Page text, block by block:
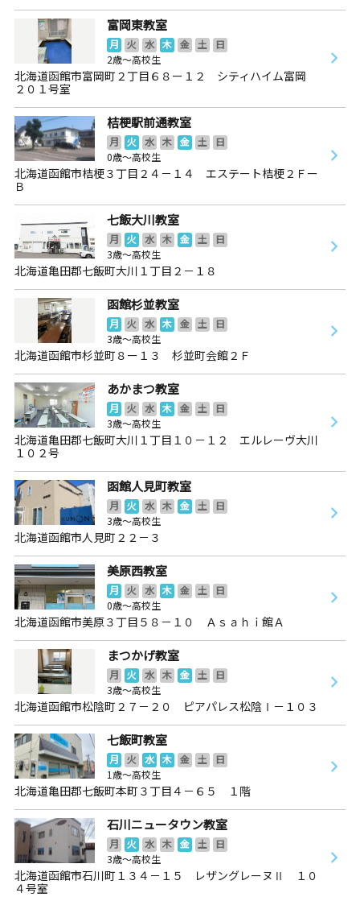
富岡東教室
月 火 水 木 金 土
日
2歳～高校生
北海道函館市富岡町２丁目６８ー１２ シティハイム富岡
２０１号室
桔梗駅前通教室
月 火 水 木 金 土
日
0歳～高校生
北海道函館市桔梗３丁目２４－１４ エステート桔梗２Ｆー
Ｂ
七飯大川教室
月 火 水 木 金 土
日
3歳～高校生
北海道亀田郡七飯町大川１丁目２－１８
函館杉並教室
月 火 水 木 金 土
日
3歳～高校生
北海道函館市杉並町８ー１３ 杉並町会館２Ｆ
あかまつ教室
月 火 水 木 金 土
日
3歳～高校生
北海道亀田郡七飯町大川１丁目１０－１２ エルレーヴ大川
１０２号
函館人見町教室
月 火 水 木 金 土
日
3歳～高校生
北海道函館市人見町２２－３
美原西教室
月 火 水 木 金 土
日
0歳～高校生
北海道函館市美原３丁目５８－１０ Ａｓａｈｉ館Ａ
まつかげ教室
月 火 水 木 金 土
日
3歳～高校生
北海道函館市松陰町２７－２０ ピアパレス松陰Ⅰ－１０３
七飯町教室
月 火 水 木 金 土
日
1歳～高校生
北海道亀田郡七飯町本町３丁目４－６５ １階
石川ニュータウン教室
月 火 水 木 金 土
日
3歳～高校生
北海道函館市石川町１３４－１５ レザングレーヌⅡ １０
４号室